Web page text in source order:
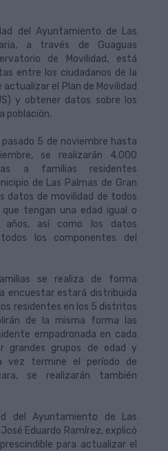
del Ayuntamiento de Las
a través de Guaguas
de Movilidad, está
entre los ciudadanos de la
el Plan de Movilidad
y obtener datos sobre los
población.
5 de noviembre hasta
se realizarán 4.000
a familias residentes
de Las Palmas de Gran
datos de movilidad de todos
tengan una edad igual o
así como los datos
los componentes del
se realiza de forma
encuestar estará distribuida
residentes en los 5 distritos
de la misma forma las
empadronada en cada
grandes grupos de edad y
vez termine el período de
se realizarán también
del Ayuntamiento de Las
Eduardo Ramírez, explicó
para actualizar el